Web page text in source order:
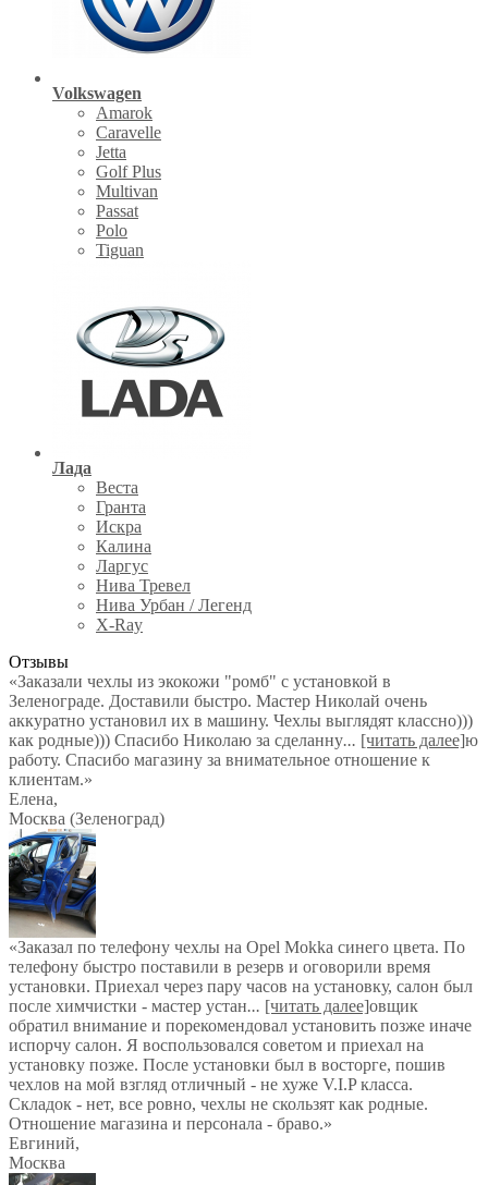
Volkswagen
Amarok
Caravelle
Jetta
Golf Plus
Multivan
Passat
Polo
Tiguan
Лада
Веста
Гранта
Искра
Калина
Ларгус
Нива Тревел
Нива Урбан / Легенд
X-Ray
Отзывы
«Заказали чехлы из экокожи "ромб" с установкой в
Зеленограде. Доставили быстро. Мастер Николай очень
аккуратно установил их в машину. Чехлы выглядят классно)))
как родные))) Спасибо Николаю за сделанну... [читать далее]ю
работу. Спасибо магазину за внимательное отношение к
клиентам.»
Елена,
Москва (Зеленоград)
«Заказал по телефону чехлы на Opel Mokka синего цвета. По
телефону быстро поставили в резерв и оговорили время
установки. Приехал через пару часов на установку, салон был
после химчистки - мастер устан... [читать далее]овщик
обратил внимание и порекомендовал установить позже иначе
испорчу салон. Я воспользовался советом и приехал на
установку позже. После установки был в восторге, пошив
чехлов на мой взгляд отличный - не хуже V.I.P класса.
Складок - нет, все ровно, чехлы не скользят как родные.
Отношение магазина и персонала - браво.»
Евгиний,
Москва